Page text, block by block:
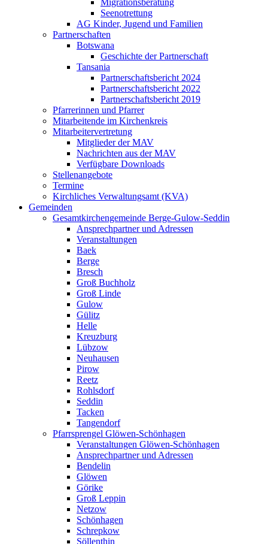
Seenotrettung
AG Kinder, Jugend und Familien
Partnerschaften
Botswana
Geschichte der Partnerschaft
Tansania
Partnerschaftsbericht 2024
Partnerschaftsbericht 2022
Partnerschaftsbericht 2019
Pfarrerinnen und Pfarrer
Mitarbeitende im Kirchenkreis
Mitarbeitervertretung
Mitglieder der MAV
Nachrichten aus der MAV
Verfügbare Downloads
Stellenangebote
Termine
Kirchliches Verwaltungsamt (KVA)
Gemeinden
Gesamtkirchengemeinde Berge-Gulow-Seddin
Ansprechpartner und Adressen
Veranstaltungen
Baek
Berge
Bresch
Groß Buchholz
Groß Linde
Gulow
Gülitz
Helle
Kreuzburg
Lübzow
Neuhausen
Pirow
Reetz
Rohlsdorf
Seddin
Tacken
Tangendorf
Pfarrsprengel Glöwen-Schönhagen
Veranstaltungen Glöwen-Schönhagen
Ansprechpartner und Adressen
Bendelin
Glöwen
Görike
Groß Leppin
Netzow
Schönhagen
Schrepkow
Söllenthin